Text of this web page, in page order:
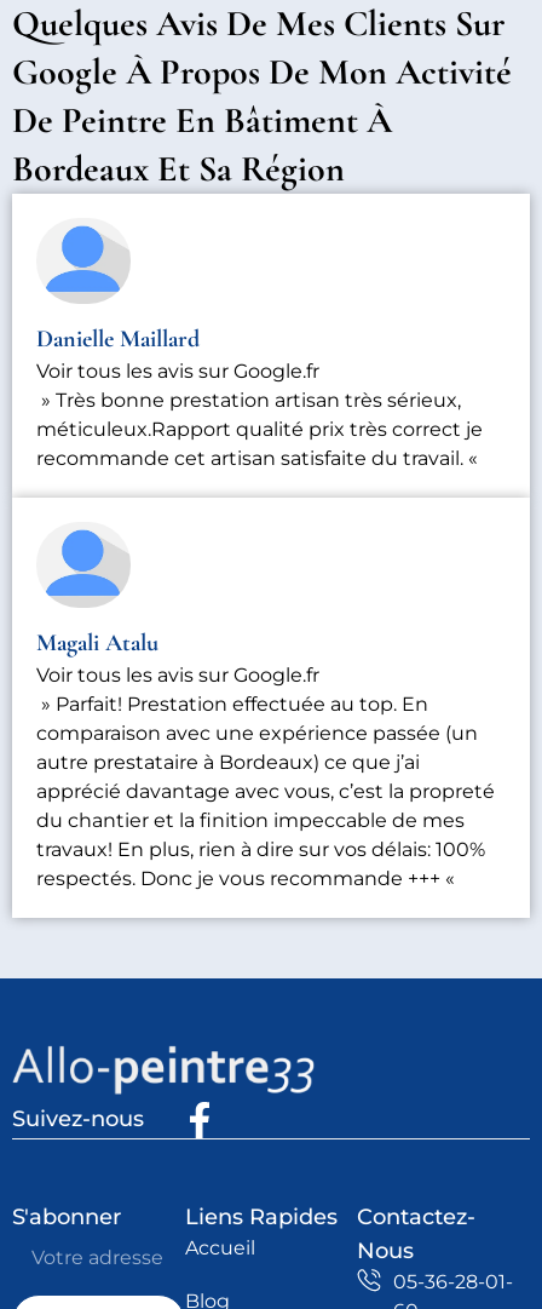
Quelques Avis De Mes Clients Sur
Google À Propos De Mon Activité
De Peintre En Bâtiment À
Bordeaux Et Sa Région
Danielle Maillard
Voir tous les avis sur Google.fr
» Très bonne prestation artisan très sérieux,
méticuleux.Rapport qualité prix très correct je
recommande cet artisan satisfaite du travail. «
Magali Atalu
Voir tous les avis sur Google.fr
» Parfait! Prestation effectuée au top. En
comparaison avec une expérience passée (un
autre prestataire à Bordeaux) ce que j’ai
apprécié davantage avec vous, c’est la propreté
du chantier et la finition impeccable de mes
travaux! En plus, rien à dire sur vos délais: 100%
respectés. Donc je vous recommande +++ «
Suivez-nous
S'abonner Liens Rapides
Accueil
Blog
Contactez-
Nous
05-36-28-01-